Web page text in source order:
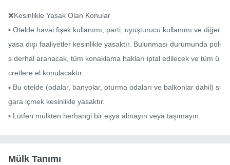
❌Kesinlikle Yasak Olan Konular
▪ Otelde havai fişek kullanımı, parti, uyuşturucu kullanımı ve diğer
yasa dışı faaliyetler kesinlikle yasaktır. Bulunması durumunda poli
s derhal aranacak, tüm konaklama hakları iptal edilecek ve tüm ü
cretlere el konulacaktır.
▪ Bu otelde (odalar, banyolar, oturma odaları ve balkonlar dahil) si
gara içmek kesinlikle yasaktır.
▪ Lütfen mülkten herhangi bir eşya almayın veya taşımayın.
Mülk Tanımı